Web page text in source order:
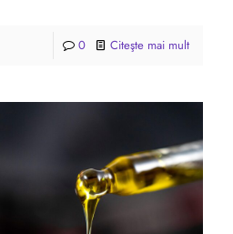
0 Citeşte mai mult